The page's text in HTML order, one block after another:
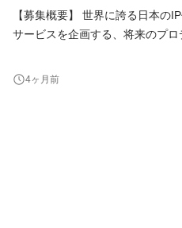
【募集概要】 世界に誇る日本の
サービスを企画する、将来のプ
枠は少ないので狭き門ですが、
4ヶ月前